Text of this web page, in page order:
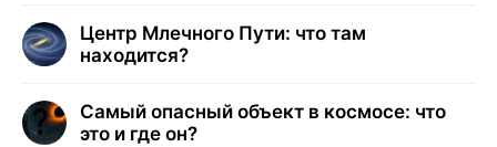
Центр Млечного Пути: что там
находится?
Самый опасный объект в космосе: что
это и где он?